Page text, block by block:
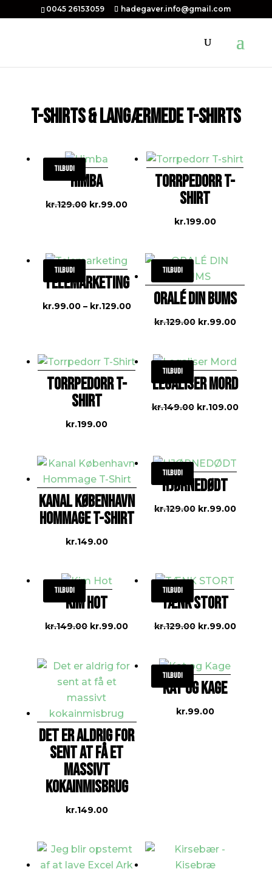
0045 26153059 hadegaver.info@gmail.com
T-SHIRTS & LANGÆRMEDE T-SHIRTS
Tilbud!
HIMBA
kr.129.00 Den
kr.129.00.
kr.99.00Den
kr.99.00.
TORRPEDORR T-
SHIRT
kr.199.00
Tilbud!
TELEMARKETING
kr.99.00 – kr.129.00Prisinterval:
kr.99.00
kr.129.00
Tilbud!
ORALÉ DIN BUMS
kr.129.00 Den
var:
kr.129.00.
kr.99.00Den
er:
TORRPEDORR T-
SHIRT
kr.199.00
Tilbud!
LEGALISER MORD
kr.149.00 Den
kr.149.00.
kr.109.00Den
KANAL KØBENHAVN
HOMMAGE T-SHIRT
kr.149.00
Tilbud!
HJØRNEDØDT
kr.129.00 Den
kr.99.00Den
Tilbud!
KIM HOT
kr.149.00 Den
kr.99.00Den
kr.99.00.
Tilbud!
TÆNK STORT
kr.129.00 Den
var:
kr.129.00.
kr.99.00Den
DET ER ALDRIG FOR
SENT AT FÅ ET
MASSIVT
KOKAINMISBRUG
kr.149.00
Tilbud!
KAT OG KAGE
kr.99.00